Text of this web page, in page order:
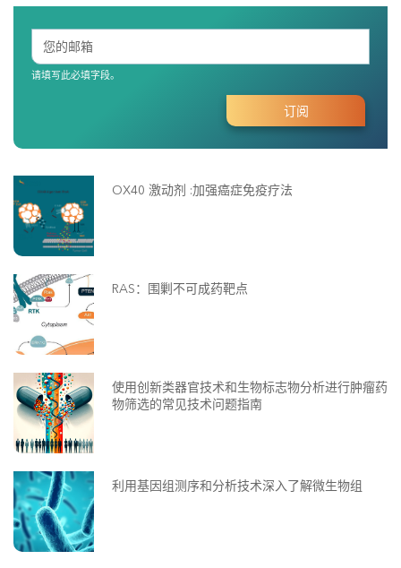
请填写此必填字段。
OX40 激动剂 :加强癌症免疫疗法
RAS：围剿不可成药靶点
使用创新类器官技术和生物标志物分析进行肿瘤药
物筛选的常见技术问题指南
利用基因组测序和分析技术深入了解微生物组